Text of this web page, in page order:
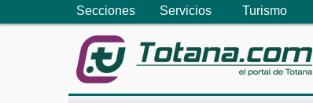
Secciones Servicios Turismo